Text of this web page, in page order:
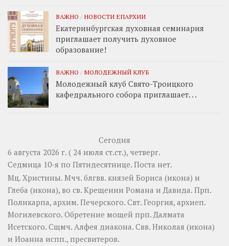
ВАЖНО / НОВОСТИ ЕПАРХИИ
Екатеринбургская духовная семинария
приглашает получить духовное
образование!
ВАЖНО / МОЛОДЕЖНЫЙ КЛУБ
Молодежный клуб Свято-Троицкого
кафедрального собора приглашает. . .
Сегодня
6 августа 2026 г. ( 24 июля ст.ст.), четверг.
Седмица 10-я по Пятидесятнице. Поста нет.
Мц. Христины. Мчч. блгвв. князей Бориса (икона) и
Глеба (икона), во св. Крещении Романа и Давида. Прп.
Поликарпа, архим. Печерского. Свт. Георгия, архиеп.
Могилевского. Обретение мощей прп.Далмата
Исетского. Сщмч. Алфея диакона. Свв. Николая (икона)
и Иоанна испп., пресвитеров.